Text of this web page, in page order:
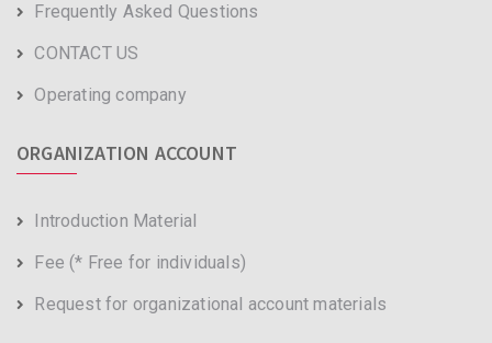
Frequently Asked Questions
CONTACT US
Operating company
ORGANIZATION ACCOUNT
Introduction Material
Fee (* Free for individuals)
Request for organizational account materials